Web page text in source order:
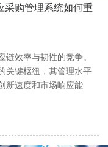
采购管理系统如何重
效率与韧性的竞争。
关键枢纽，其管理水平
新速度和市场响应能